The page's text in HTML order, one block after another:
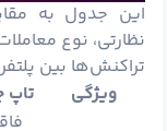
این جدول به
نظارتی، نوع
تراکنش‌ها بین
ویژگی
تاپ